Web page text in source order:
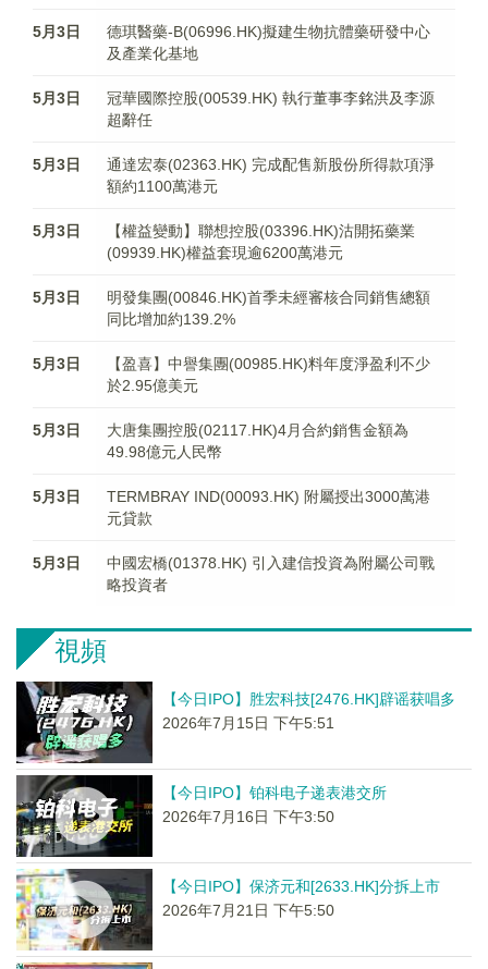
5月3日
德琪醫藥-B(06996.HK)擬建生物抗體藥研發中心
及產業化基地
5月3日
冠華國際控股(00539.HK) 執行董事李銘洪及李源
超辭任
5月3日
通達宏泰(02363.HK) 完成配售新股份所得款項淨
額約1100萬港元
5月3日
【權益變動】聯想控股(03396.HK)沽開拓藥業
(09939.HK)權益套現逾6200萬港元
5月3日
明發集團(00846.HK)首季未經審核合同銷售總額
同比增加約139.2%
5月3日
【盈喜】中譽集團(00985.HK)料年度淨盈利不少
於2.95億美元
5月3日
大唐集團控股(02117.HK)4月合約銷售金額為
49.98億元人民幣
5月3日
TERMBRAY IND(00093.HK) 附屬授出3000萬港
元貸款
5月3日
中國宏橋(01378.HK) 引入建信投資為附屬公司戰
略投資者
視頻
【今日IPO】胜宏科技[2476.HK]辟谣获唱多
2026年7月15日 下午5:51
【今日IPO】铂科电子递表港交所
2026年7月16日 下午3:50
【今日IPO】保济元和[2633.HK]分拆上市
2026年7月21日 下午5:50